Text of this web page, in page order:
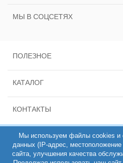
МЫ В СОЦСЕТЯХ
ПОЛЕЗНОЕ
КАТАЛОГ
КОНТАКТЫ
Мы используем файлы cookies и
данных (IP-адрес,
сайта, улучшения качества